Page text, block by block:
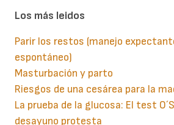
Los más leidos
Parir los restos (manejo
espontáneo)
Masturbación y parto
Riesgos de una cesárea para la
La prueba de la glucosa: El test
desayuno protesta